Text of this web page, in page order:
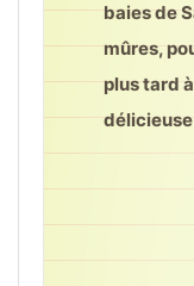
baies de
mûres,
plus tard